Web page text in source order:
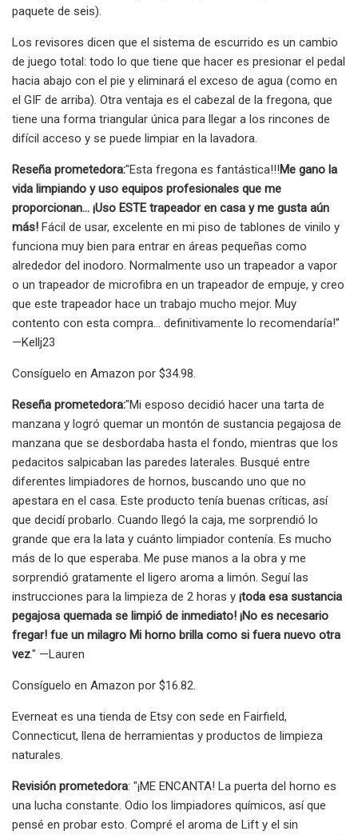
paquete de seis).
Los revisores dicen que el sistema de escurrido es un cambio
de juego total: todo lo que tiene que hacer es presionar el pedal
hacia abajo con el pie y eliminará el exceso de agua (como en
el GIF de arriba). Otra ventaja es el cabezal de la fregona, que
tiene una forma triangular única para llegar a los rincones de
difícil acceso y se puede limpiar en la lavadora.
Reseña prometedora:"Esta fregona es fantástica!!!Me gano la
vida limpiando y uso equipos profesionales que me
proporcionan... ¡Uso ESTE trapeador en casa y me gusta aún
más! Fácil de usar, excelente en mi piso de tablones de vinilo y
funciona muy bien para entrar en áreas pequeñas como
alrededor del inodoro. Normalmente uso un trapeador a vapor
o un trapeador de microfibra en un trapeador de empuje, y creo
que este trapeador hace un trabajo mucho mejor. Muy
contento con esta compra... definitivamente lo recomendaría!"
—Kellj23
Consíguelo en Amazon por $34.98.
Reseña prometedora:"Mi esposo decidió hacer una tarta de
manzana y logró quemar un montón de sustancia pegajosa de
manzana que se desbordaba hasta el fondo, mientras que los
pedacitos salpicaban las paredes laterales. Busqué entre
diferentes limpiadores de hornos, buscando uno que no
apestara en el casa. Este producto tenía buenas críticas, así
que decidí probarlo. Cuando llegó la caja, me sorprendió lo
grande que era la lata y cuánto limpiador contenía. Es mucho
más de lo que esperaba. Me puse manos a la obra y me
sorprendió gratamente el ligero aroma a limón. Seguí las
instrucciones para la limpieza de 2 horas y ¡toda esa sustancia
pegajosa quemada se limpió de inmediato! ¡No es necesario
fregar! fue un milagro Mi horno brilla como si fuera nuevo otra
vez." —Lauren
Consíguelo en Amazon por $16.82.
Everneat es una tienda de Etsy con sede en Fairfield,
Connecticut, llena de herramientas y productos de limpieza
naturales.
Revisión prometedora: "¡ME ENCANTA! La puerta del horno es
una lucha constante. Odio los limpiadores químicos, así que
pensé en probar esto. Compré el aroma de Lift y el sin